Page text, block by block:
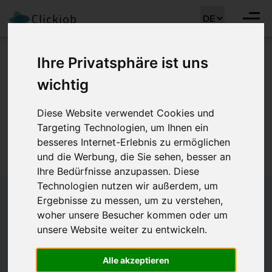
Ihre Privatsphäre ist uns
wichtig
Diese Website verwendet Cookies und
Targeting Technologien, um Ihnen ein
besseres Internet-Erlebnis zu ermöglichen
und die Werbung, die Sie sehen, besser an
Ihre Bedürfnisse anzupassen. Diese
Technologien nutzen wir außerdem, um
Ergebnisse zu messen, um zu verstehen,
woher unsere Besucher kommen oder um
unsere Website weiter zu entwickeln.
Alle akzeptieren
Entschuldigung, diese
Stelle ist nicht mehr
verfügbar :(